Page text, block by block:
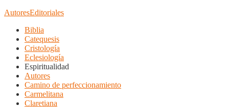
AutoresEditoriales
Biblia
Catequesis
Cristología
Eclesiología
Espiritualidad
Autores
Camino de perfeccionamiento
Carmelitana
Claretiana